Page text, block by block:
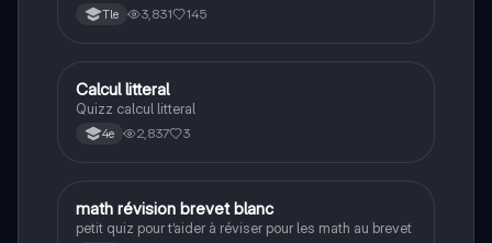
Tle 3,831 145
CMaths
Calcul litteral
Quizz calcul litteral
4e 2,837 3
MMaths
math révision brevet blanc
petit quiz pour t’aider à réviser pour les math au brevet